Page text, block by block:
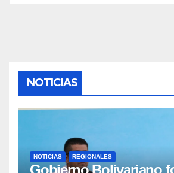
NOTICIAS
NOTICIAS REGIONALES